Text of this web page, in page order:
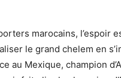
marocains, l’espoir
le grand chelem en
au Mexique, champion